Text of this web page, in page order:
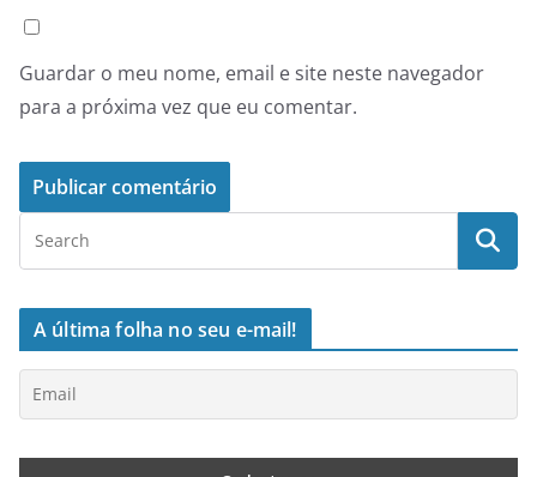
Guardar o meu nome, email e site neste navegador
para a próxima vez que eu comentar.
A última folha no seu e-mail!